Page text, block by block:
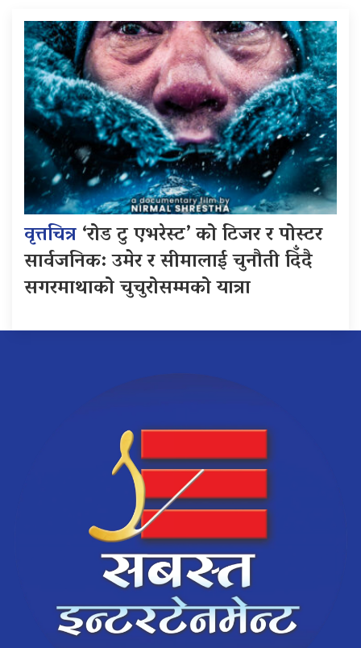
वृत्तचित्र‘रोड टु एभरेस्ट’ को टिजर र पोस्टर
सार्वजनिक: उमेर र सीमालाई चुनौती दिँदै
सगरमाथाको चुचुरोसम्मको यात्रा